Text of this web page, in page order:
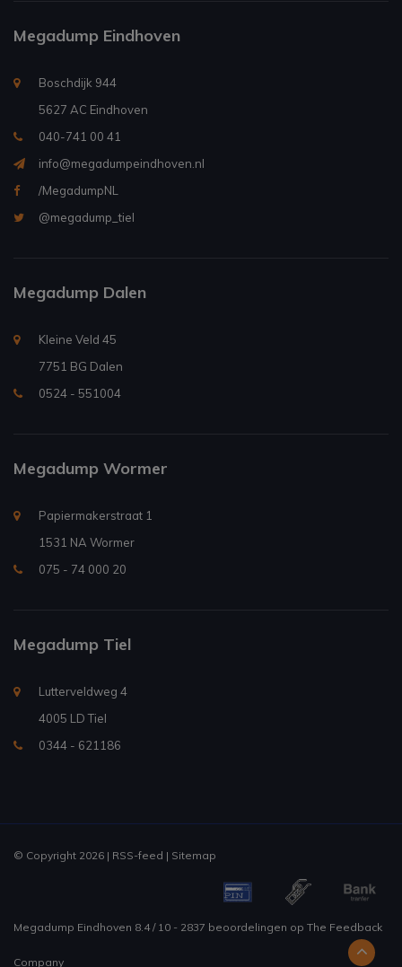
Megadump Eindhoven
Boschdijk 944
5627 AC Eindhoven
040-741 00 41
info@megadumpeindhoven.nl
/MegadumpNL
@megadump_tiel
Megadump Dalen
Kleine Veld 45
7751 BG Dalen
0524 - 551004
Megadump Wormer
Papiermakerstraat 1
1531 NA Wormer
075 - 74 000 20
Megadump Tiel
Lutterveldweg 4
4005 LD Tiel
0344 - 621186
© Copyright 2026 | RSS-feed | Sitemap
Megadump Eindhoven 8.4/ 10 - 2837 beoordelingen op The Feedback
Company